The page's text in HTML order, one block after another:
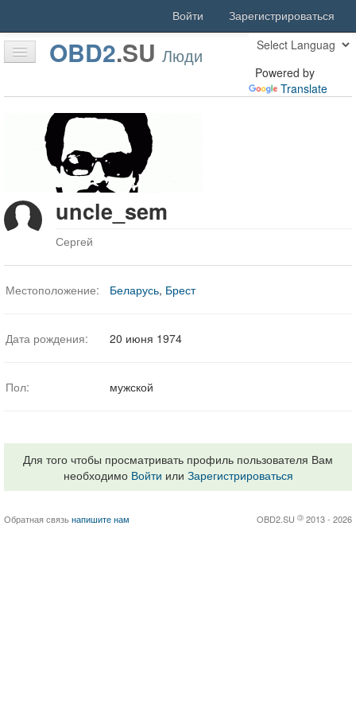
Войти Зарегистрироваться
Powered by
Translate
OBD2.SU Люди
Главная
Статьи
Скачать
Активность
Благодарности
Оффлайн
uncle_sem
Сергей
Местоположение: Беларусь, Брест
Дата рождения: 20 июня 1974
Пол: мужской
Для того чтобы просматривать профиль пользователя Вам
необходимо Войти или Зарегистрироваться
Обратная связьнапишите нам OBD2.SU ©2013 - 2026